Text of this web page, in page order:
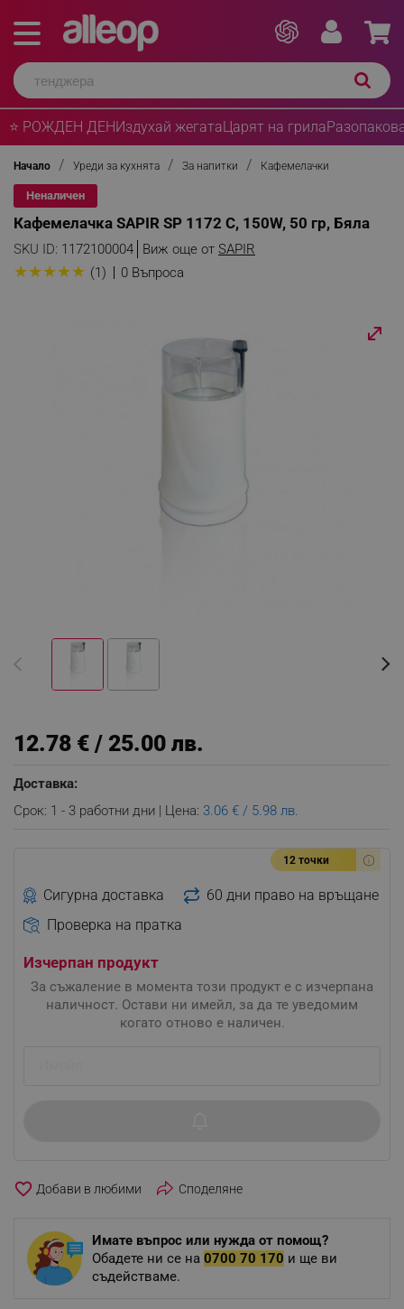
⭐ РОЖДЕН ДЕНИздухай жегатаЦарят на грила
Начало Уреди за кухнята За напитки Кафемелачки
Неналичен
Кафемелачка SAPIR SP 1172 C, 150W, 50 гр, Бяла
SKU ID: 1172100004 Виж още от SAPIR
★★★★★ (1) 0 Въпроса
12.78 € / 25.00 лв.
Доставка:
Срок: 1 - 3 работни дни | Цена: 3.06 € / 5.98 лв.
12 точки
Сигурна доставка
60 дни право на връщане
Проверка на пратка
Изчерпан продукт
За съжаление в момента този продукт е с изчерпана
наличност. Остави ни имейл, за да те уведомим
когато отново е наличен.
favorite_border Споделяне
Имате въпрос или нужда от помощ?
Обадете ни се на 0700 70 170 и ще ви
съдействаме.